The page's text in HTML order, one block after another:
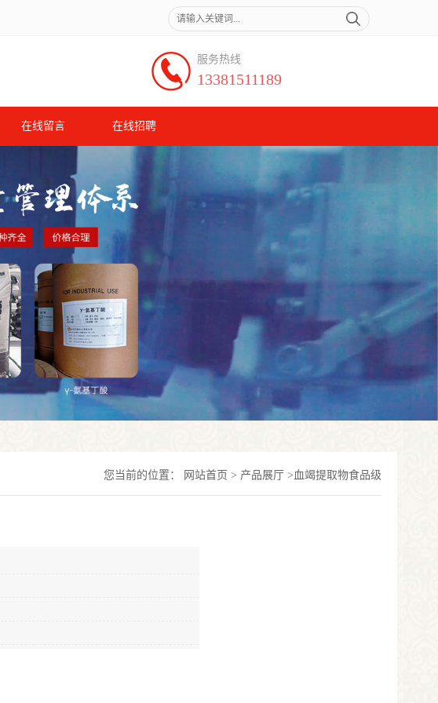
服务热线
13381511189
在线留言 在线招聘
您当前的位置： 网站首页 > 产品展厅 > 血竭提取物食品级